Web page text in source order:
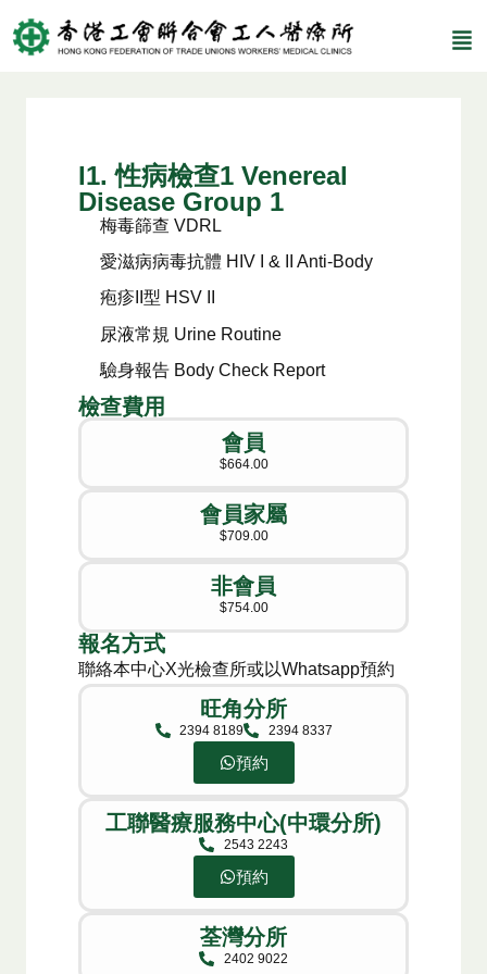
I1. 性病檢查1 Venereal
Disease Group 1
梅毒篩查 VDRL
愛滋病病毒抗體 HIV I & II Anti-Body
疱疹II型 HSV II
尿液常規 Urine Routine
驗身報告 Body Check Report
檢查費用
會員
$664.00
會員家屬​
$709.00
非會員​
$754.00
聯絡本中心X光檢查所或以Whatsapp預約
報名方式​
旺角分所
2394 8189 2394 8337
預約
工聯醫療服務中心(中環分所)
2543 2243
預約
荃灣分所​
2402 9022